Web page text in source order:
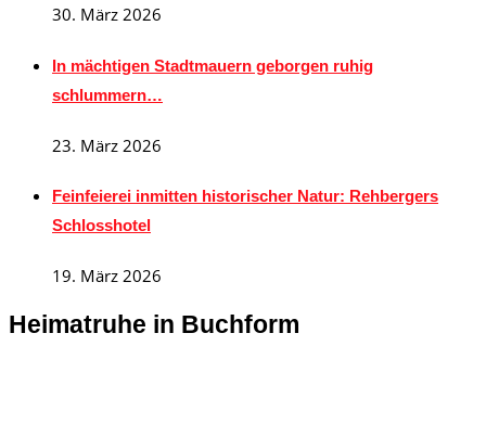
30. März 2026
In mächtigen Stadtmauern geborgen ruhig
schlummern…
23. März 2026
Feinfeierei inmitten historischer Natur: Rehbergers
Schlosshotel
19. März 2026
Heimatruhe in Buchform